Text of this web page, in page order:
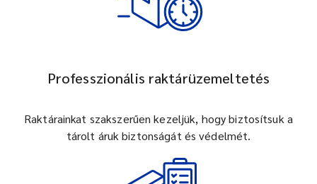
Professzionális raktárüzemeltetés
Raktárainkat szakszerűen kezeljük, hogy biztosítsuk a
tárolt áruk biztonságát és védelmét.